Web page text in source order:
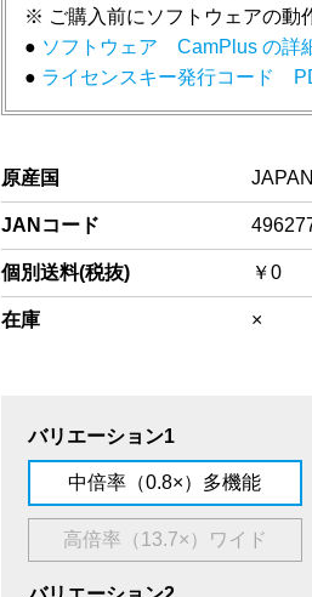
※ ご購入前にソフトウェアの動
● ソフトウェア CamPlus の詳
● ライセンスキー発行コード
原産国 JAPAN
JANコード
個別送料(税抜) ￥0
在庫 ×
バリエーション1
中倍率（0.8×）多機能
高倍率（13.7×）ワイド